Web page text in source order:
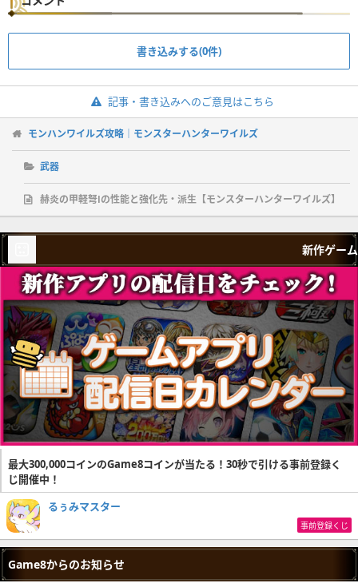
書き込みする(0件)
記事・書き込みへのご意見はこちら
モンハンワイルズ攻略｜モンスターハンターワイルズ
武器
赫炎の甲軽弩Ⅰの性能と強化先・派生【モンスターハンターワイルズ】
新作ゲーム
最大300,000コインのGame8コインが当たる！30秒で引ける事前登録く
じ開催中！
るぅみマスター
事前登録くじ
Game8からのお知らせ